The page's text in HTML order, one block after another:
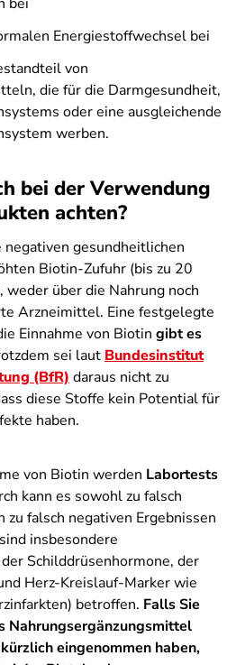
Energiestoffwechsel bei
von
die für die Darmgesundheit,
oder eine ausgleichende
werben.
bei der Verwendung
achten?
negativen gesundheitlichen
Biotin-Zufuhr (bis zu 20
weder über die Nahrung noch
Arzneimittel. Eine festgelegte
Einnahme von Biotin gibt es
sei laut Bundesinstitut
(BfR) daraus nicht zu
diese Stoffe kein Potential für
haben.
von Biotin werden Labortests
kann es sowohl zu falsch
zu falsch negativen Ergebnissen
insbesondere
Schilddrüsenhormone, der
Herz-Kreislauf-Marker wie
betroffen. Falls Sie
Nahrungsergänzungsmittel
eingenommen haben,